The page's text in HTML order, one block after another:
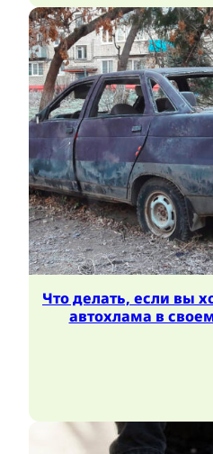
Что делать, если вы
автохлама в